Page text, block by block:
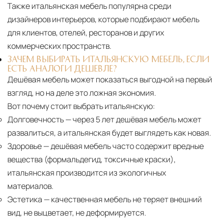
Также итальянская мебель популярна среди
дизайнеров интерьеров, которые подбирают мебель
для клиентов, отелей, ресторанов и других
коммерческих пространств.
ЗАЧЕМ ВЫБИРАТЬ ИТАЛЬЯНСКУЮ МЕБЕЛЬ, ЕСЛИ
ЕСТЬ АНАЛОГИ ДЕШЕВЛЕ?
Дешёвая мебель может показаться выгодной на первый
взгляд, но на деле это ложная экономия.
Вот почему стоит выбрать итальянскую:
Долговечность— через 5 лет дешёвая мебель может
развалиться, а итальянская будет выглядеть как новая.
Здоровье— дешёвая мебель часто содержит вредные
вещества (формальдегид, токсичные краски),
итальянская производится из экологичных
материалов.
Эстетика — качественная мебель не теряет внешний
вид, не выцветает, не деформируется.